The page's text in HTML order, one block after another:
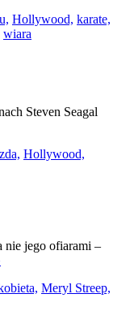
Hollywood, karate,
wiara
Steven Seagal
Hollywood,
nie jego ofiarami –
Meryl Streep,